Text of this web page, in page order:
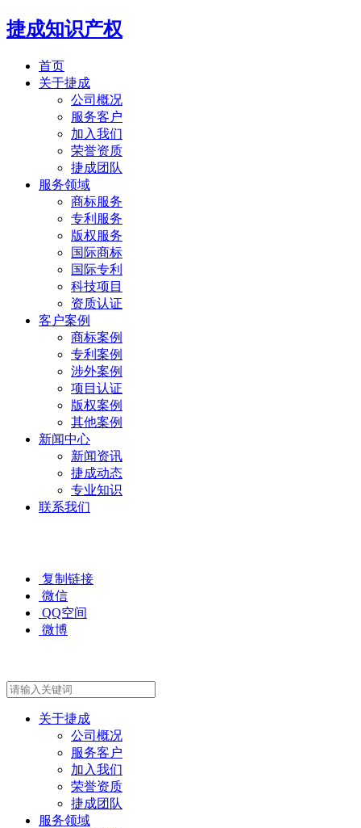
捷成知识产权
首页
关于捷成
公司概况
服务客户
加入我们
荣誉资质
捷成团队
服务领域
商标服务
专利服务
版权服务
国际商标
国际专利
科技项目
资质认证
客户案例
商标案例
专利案例
涉外案例
项目认证
版权案例
其他案例
新闻中心
新闻资讯
捷成动态
专业知识
联系我们
复制链接
微信
QQ空间
微博
关于捷成
公司概况
服务客户
加入我们
荣誉资质
捷成团队
服务领域